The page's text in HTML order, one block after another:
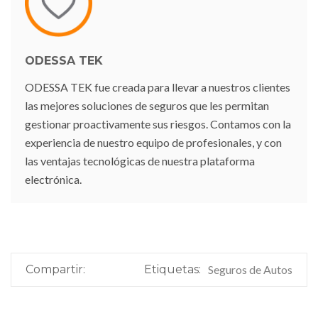
ODESSA TEK
ODESSA TEK fue creada para llevar a nuestros clientes
las mejores soluciones de seguros que les permitan
gestionar proactivamente sus riesgos. Contamos con la
experiencia de nuestro equipo de profesionales, y con
las ventajas tecnológicas de nuestra plataforma
electrónica.
Compartir: Etiquetas: Seguros de Autos